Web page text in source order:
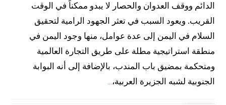
الدائم ووقف العدوان والحصار لا يبدو ممكناً في الوقت
القريب. ويعود السبب في تعثر الجهود الرامية لتحقيق
السلام في اليمن إلى عدة عوامل، منها وجود اليمن في
منطقة استراتيجية مطلة على طريق التجارة العالمية
ومتحكمة بمضيق باب المندب، بالإضافة إلى أنه البوابة
الجنوبية لشبه الجزيرة العربية،